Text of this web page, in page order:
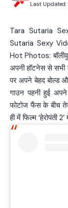
Last Updated:
Tara Sutaria
Sutaria Sexy
Hot Photos:
अपनी हॉटनेस से सभी
पर अपने बेहद बोल्ड
गाउन पहनी हुई
फोटोज फैंस के बीच
ही में फिल्म ‘हेरोपंती